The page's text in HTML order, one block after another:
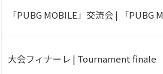
「PUBG MOBILE」交流会 | 「
大会フィナーレ | Tournament finale